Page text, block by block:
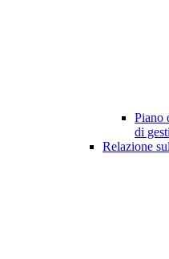
Piano
di
Relazione